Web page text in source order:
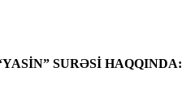
SURƏSİ HAQQINDA: